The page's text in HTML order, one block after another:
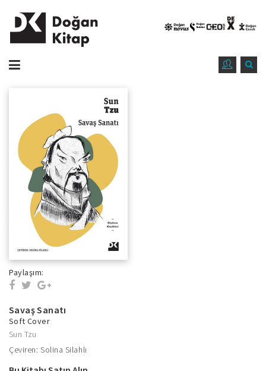
Paylaşım:
Savaş Sanatı
Soft Cover
Sun Tzu
Çeviren: Solina Silahlı